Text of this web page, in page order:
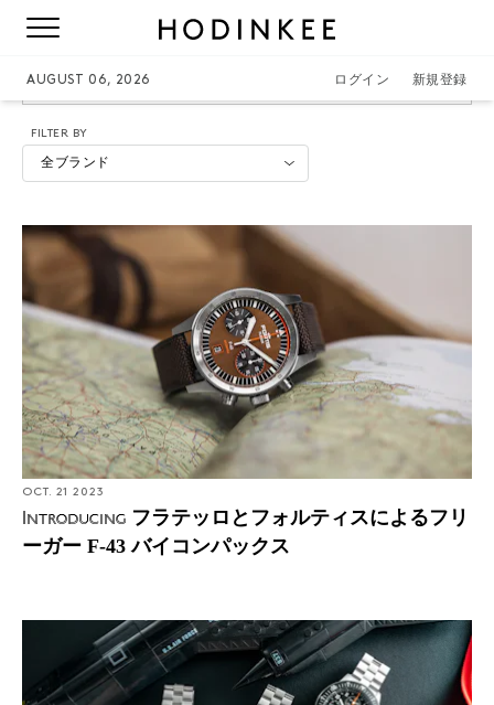
AUGUST 06, 2026 ログイン 新規登録
FORTIS
FILTER BY
全ブランド
OCT. 21 2023
Introducing フラテッロとフォルティスによるフリ
ーガー F-43 バイコンパックス